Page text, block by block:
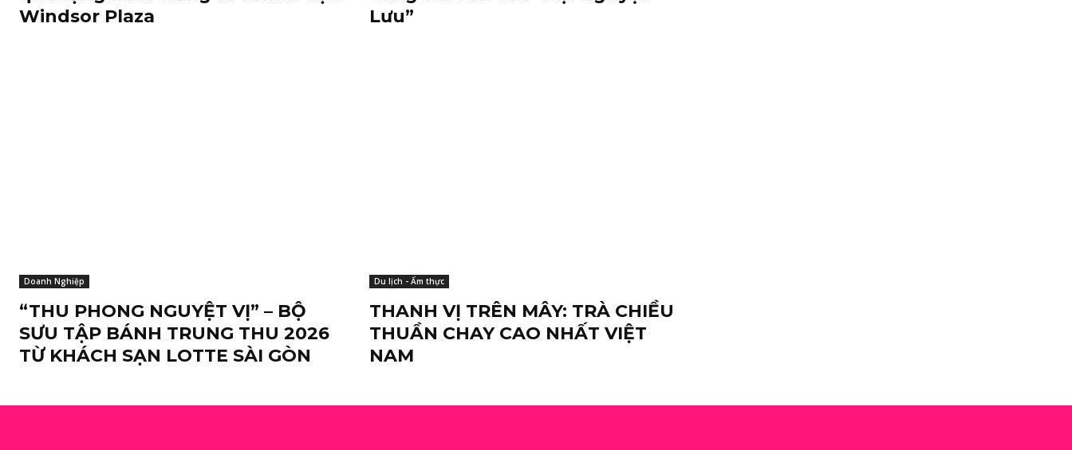
Windsor Plaza
Lưu”
Doanh Nghiệp
“THU PHONG NGUYỆT VỊ” – BỘ
SƯU TẬP BÁNH TRUNG THU 2026
TỪ KHÁCH SẠN LOTTE SÀI GÒN
Du lịch - Ẩm thực
THANH VỊ TRÊN MÂY: TRÀ CHIỀU
THUẦN CHAY CAO NHẤT VIỆT
NAM